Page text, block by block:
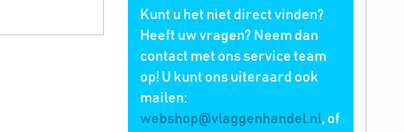
Kunt u het niet direct vinden?
Heeft uw vragen? Neem dan
contact met ons service team
op! U kunt ons uiteraard ook
mailen:
webshop@vlaggenhandel.nl, of